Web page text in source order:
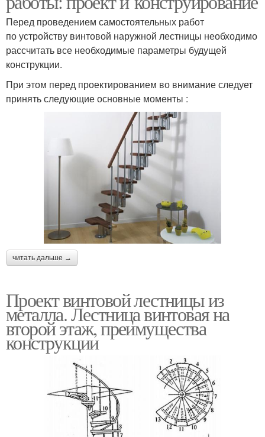
Перед проведением самостоятельных работ
по устройству винтовой наружной лестницы необходимо
рассчитать все необходимые параметры будущей
конструкции.
При этом перед проектированием во внимание следует
принять следующие основные моменты :
читать дальше →
Проект винтовой лестницы из
металла. Лестница винтовая на
второй этаж, преимущества
конструкции